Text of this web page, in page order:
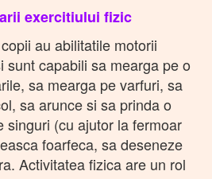
exercitiului fizic
au abilitatile motorii
sunt capabili sa mearga pe o
sa mearga pe varfuri, sa
sa arunce si sa prinda o
singuri (cu ajutor la fermoar
foarfeca, sa deseneze
Activitatea fizica are un rol